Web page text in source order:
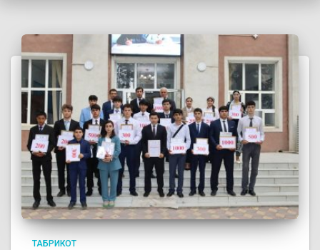
ТАБРИКОТ